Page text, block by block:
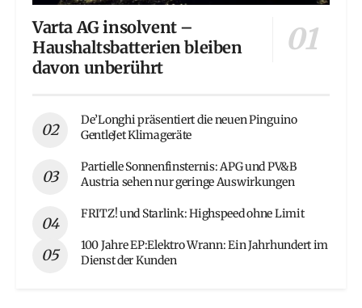
Varta AG insolvent –
Haushaltsbatterien bleiben
davon unberührt
De’Longhi präsentiert die neuen Pinguino
GentleJet Klimageräte
Partielle Sonnenfinsternis: APG und PV&B
Austria sehen nur geringe Auswirkungen
FRITZ! und Starlink: Highspeed ohne Limit
100 Jahre EP:Elektro Wrann: Ein Jahrhundert im
Dienst der Kunden